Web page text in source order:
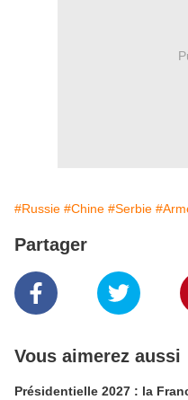
#Russie #Chine #Serbie
Partager
Vous aimerez aussi
Présidentielle 2027 : la